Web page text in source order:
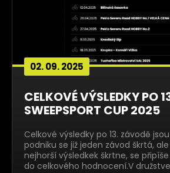
02. 09. 2025
CELKOVÉ VÝSLEDKY PO
SWEEPSPORT CUP 2025
Celkové výsledky po 13. závodě
podniku se již jeden závod škrtá,
nejhorší výsledkek škrtne, se
do celkového hodnocení.V